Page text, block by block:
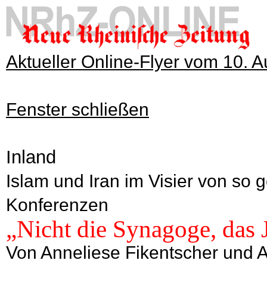
Aktueller Online-Flyer vom 10.
Fenster schließen
Inland
Islam und Iran im Visier von so
Konferenzen
„Nicht die Synagoge, das
Von Anneliese Fikentscher und